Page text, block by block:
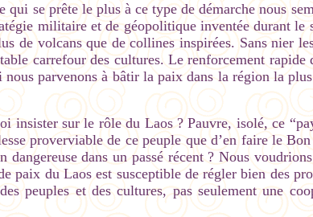
qui se prête le plus à ce type de démarche nous
militaire et de géopolitique inventée durant
de volcans que de collines inspirées. Sans nier
carrefour des cultures. Le renforcement
nous parvenons à bâtir la paix dans la région la
insister sur le rôle du Laos ? Pauvre, isolé, ce
proverviable de ce peuple que d’en faire le
dans un passé récent ? Nous
paix du Laos est susceptible de régler bien des
peuples et des cultures, pas seulement une